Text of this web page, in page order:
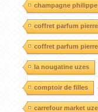
champagne
coffret parfum
coffret parfum
la nougatine uzes
comptoir de filles
carrefour market